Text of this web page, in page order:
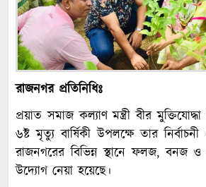
রাজনগর প্রতিনিধিঃ
প্রয়াত সমাজ কল্যাণ মন্ত্রী বীর
৬ষ্ট মৃত্যু বার্ষিকী উপলক্ষে তার
রাজনগরের বিভিন্ন স্থানে ফলজ, বনজ
উদ্যোগ নেয়া হয়েছে।